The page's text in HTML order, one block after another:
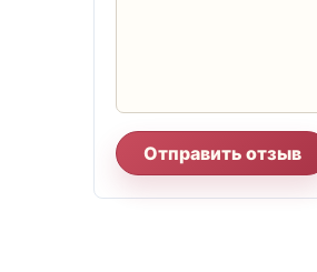
Отправить отзыв